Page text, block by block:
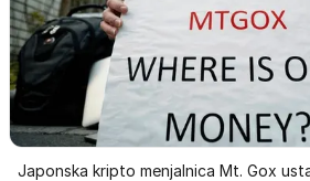
Japonska kripto menjalnica Mt. Gox